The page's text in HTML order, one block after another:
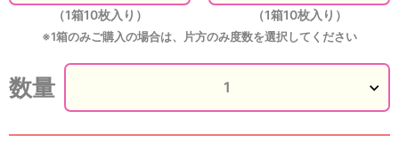
（1箱10枚入り） （1箱10枚入り）
※1箱のみご購入の場合は、片方のみ度数を選択してください
数量